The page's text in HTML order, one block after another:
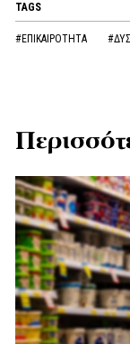
TAGS
#ΕΠΙΚΑΙΡΟΤΗΤΑ